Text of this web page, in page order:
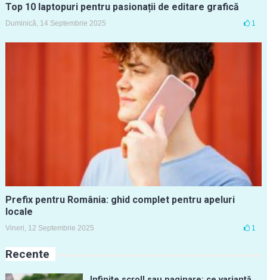
Top 10 laptopuri pentru pasionații de editare grafică
Duminică, 14 Septembrie 2025 1
Prefix pentru România: ghid complet pentru apeluri
locale
Vineri, 12 Septembrie 2025 1
Recente